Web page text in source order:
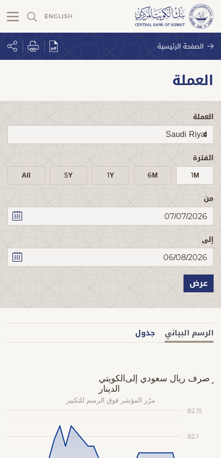
الصفحة الرئيسية
العملة
العملة
الفترة
1M
6M
1Y
5Y
All
من
إلى
عرض
الرسم البياني جدول
صرف ريال سعودي إلى الدينار
الكويتي
مرّر المؤشر فوق الرسم للتكبير
82.1
82.15